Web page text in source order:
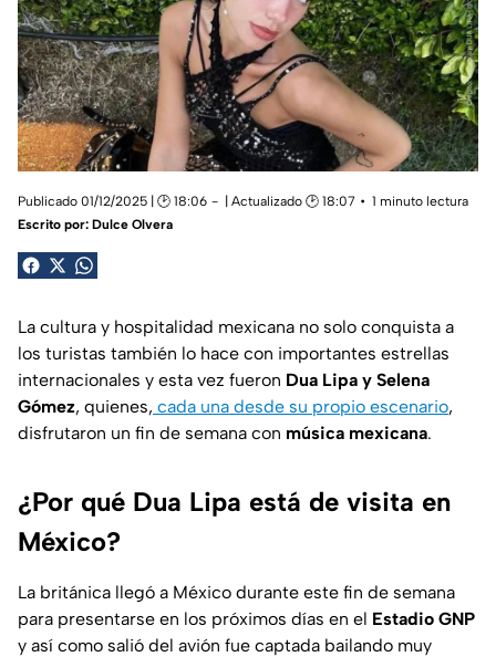
Publicado 01/12/2025 | 🕑 18:06 | Actualizado 🕑 18:07
1 minuto lectura
Escrito por: Dulce Olvera
La cultura y hospitalidad mexicana no solo conquista a
los turistas también lo hace con importantes estrellas
internacionales y esta vez fueron Dua Lipa y Selena
Gómez, quienes, cada una desde su propio escenario,
disfrutaron un fin de semana con música mexicana.
¿Por qué Dua Lipa está de visita en
México?
La británica llegó a México durante este fin de semana
para presentarse en los próximos días en el Estadio GNP
y así como salió del avión fue captada bailando muy